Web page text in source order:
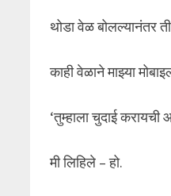
थोडा वेळ बोलल्यानंतर
काही वेळाने माझ्या
‘तुम्हाला चुदाई करायची
मी लिहिले – हो.